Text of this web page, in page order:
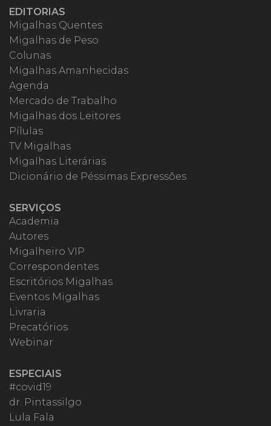
EDITORIAS
Migalhas Quentes
Migalhas de Peso
Colunas
Migalhas Amanhecidas
Agenda
Mercado de Trabalho
Migalhas dos Leitores
Pílulas
TV Migalhas
Migalhas Literárias
Dicionário de Péssimas Expressões
SERVIÇOS
Academia
Autores
Migalheiro VIP
Correspondentes
Escritórios Migalhas
Eventos Migalhas
Livraria
Precatórios
Webinar
ESPECIAIS
#covid19
dr. Pintassilgo
Lula Fala